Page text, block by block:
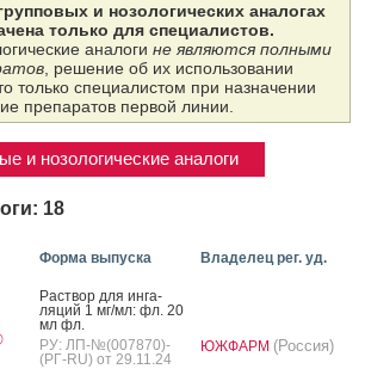
и нозологических аналогах
только для специалистов.
аналоги не являются полными
, решение об их использовании
только специалистом при назначении
препаратов первой линии.
и нозологические аналоги
18
Форма выпуска Владелец рег. уд.
Рас­твор для ин­га­
ляций 1 мг/мл: фл. 20
мл фл.
РУ: ЛП-№(007870)-
(РГ-RU) от 29.11.24
ЮЖФАРМ (Россия)